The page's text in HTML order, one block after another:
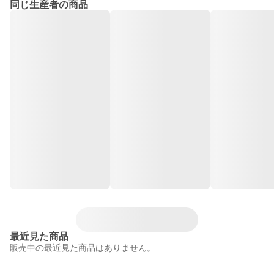
同じ生産者の商品
最近見た商品
販売中の最近見た商品はありません。